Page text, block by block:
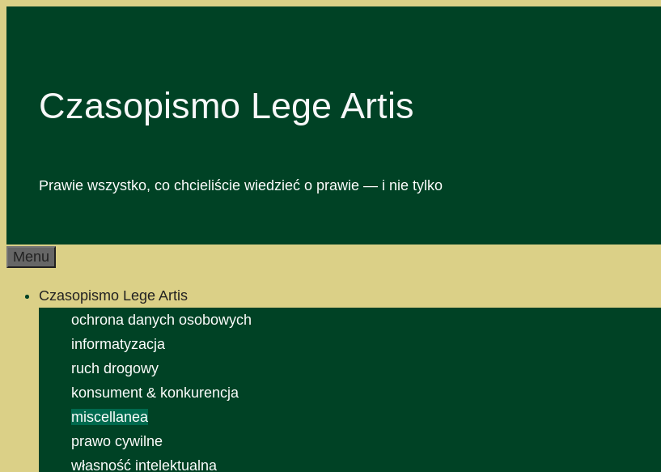
Czasopismo Lege Artis
Prawie wszystko, co chcieliście wiedzieć o prawie — i nie tylko
Menu
Czasopismo Lege Artis
ochrona danych osobowych
informatyzacja
ruch drogowy
konsument & konkurencja
miscellanea
prawo cywilne
własność intelektualna